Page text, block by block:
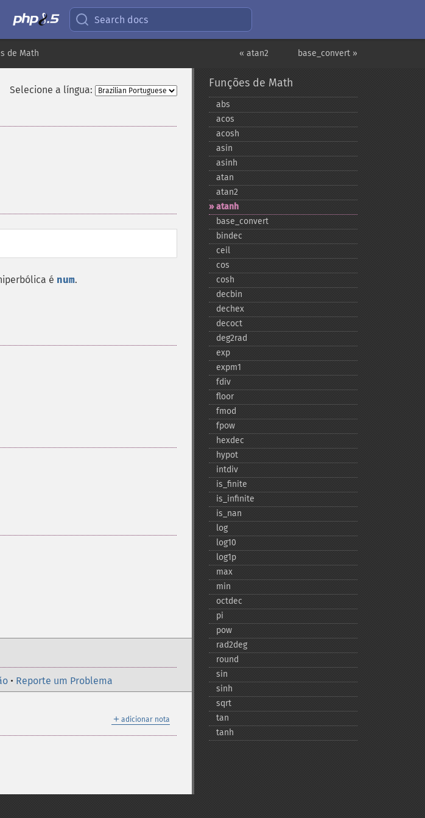
Search docs
base_convert »
« atan2
de Math
Selecione a língua:
é num.
• Reporte um Problema
＋ adicionar nota
Funções de Math
abs
acos
acosh
asin
asinh
atan
atan2
atanh
base_​convert
bindec
ceil
cos
cosh
decbin
dechex
decoct
deg2rad
exp
expm1
fdiv
floor
fmod
fpow
hexdec
hypot
intdiv
is_​finite
is_​infinite
is_​nan
log
log10
log1p
max
min
octdec
pi
pow
rad2deg
round
sin
sinh
sqrt
tan
tanh